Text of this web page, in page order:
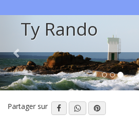
Ty Rando
Partager sur